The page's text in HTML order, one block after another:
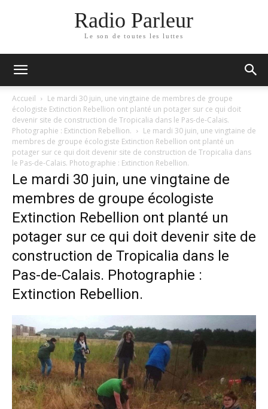
Radio Parleur
Le son de toutes les luttes
Accueil
Le mardi 30 juin, une vingtaine de membres de groupe
écologiste Extinction Rebellion ont planté un potager sur ce qui doit
devenir site de construction de Tropicalia dans le Pas-de-Calais.
Photographie : Extinction Rebellion.
Le mardi 30 juin, une vingtaine de
membres de groupe écologiste Extinction Rebellion ont planté un
potager sur ce qui doit devenir site de construction de Tropicalia dans
le Pas-de-Calais. Photographie : Extinction Rebellion.
Le mardi 30 juin, une vingtaine de
membres de groupe écologiste
Extinction Rebellion ont planté un
potager sur ce qui doit devenir site de
construction de Tropicalia dans le
Pas-de-Calais. Photographie :
Extinction Rebellion.